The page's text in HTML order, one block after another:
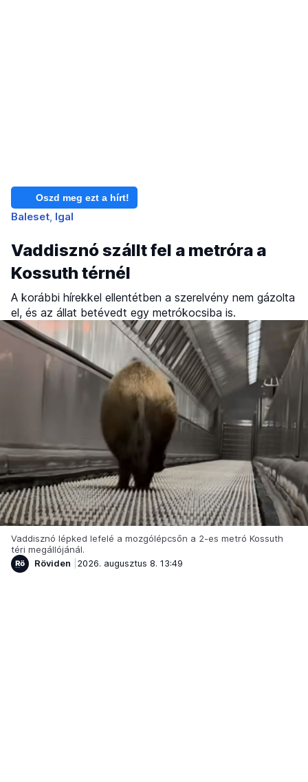
Oszd meg ezt a hírt!
Baleset Igal
Vaddisznó szállt fel a metróra a
Kossuth térnél
A korábbi hírekkel ellentétben a szerelvény nem gázolta
el, és az állat betévedt egy metrókocsiba is.
Vaddisznó lépked lefelé a mozgólépcsőn a 2-es metró Kossuth
téri megállójánál.
Röviden
2026. augusztus 8. 13:49